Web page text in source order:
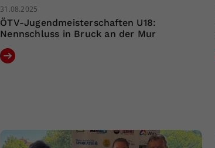
31.08.2025
ÖTV-Jugendmeisterschaften U18:
Nennschluss in Bruck an der Mur